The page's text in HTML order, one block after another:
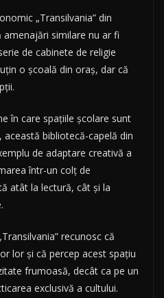
„Transilvania” din
similare nu ar fi
de cabinete de religie
o şcoală din oraş, dar că
în care spaţiile şcolare sunt
bibliotecă-capelă din
de adaptare creativă a
într-un colţ de
atât la lectură, cât şi la
recunosc că
lor şi că percep acest spaţiu
frumoasă, decât ca pe un
exclusivă a cultului.